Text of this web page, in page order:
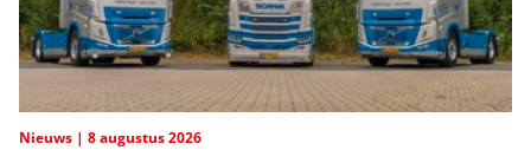
Nieuws 8 augustus 2026